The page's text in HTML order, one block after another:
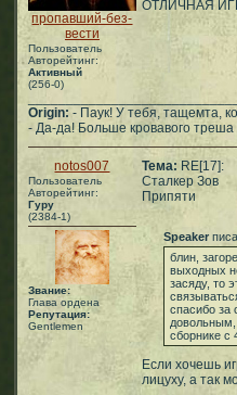
пропавший-без-
вести
Пользователь
Авторейтинг:
Активный
(256-0)
ОТЛИЧНАЯ
Origin: - Паук! У тебя, тащемта,
- Да-да! Больше кровавого треша
notos007
Пользователь
Авторейтинг:
Гуру
(2384-1)
Звание:
Глава ордена
Репутация:
Gentlemen
Тема: RE[17]:
Сталкер Зов
Припяти
Speaker
блин,
выходных
засяду, то
спасибо за
довольным,
сборнике с
Если хочешь
лицуху, а так